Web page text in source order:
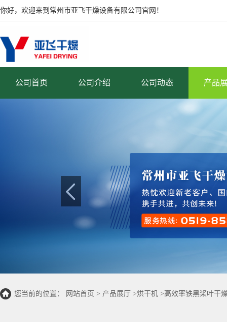
你好，欢迎来到常州市亚飞干燥设备有限公司官网！
公司首页 公司介绍 公司动态 产品
您当前的位置： 网站首页 > 产品展厅 >烘干机 >高效率铁黑桨叶干